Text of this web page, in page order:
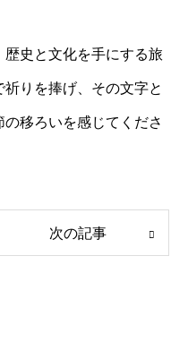
史と文化を手にする旅
りを捧げ、その文字と
移ろいを感じてくださ
次の記事